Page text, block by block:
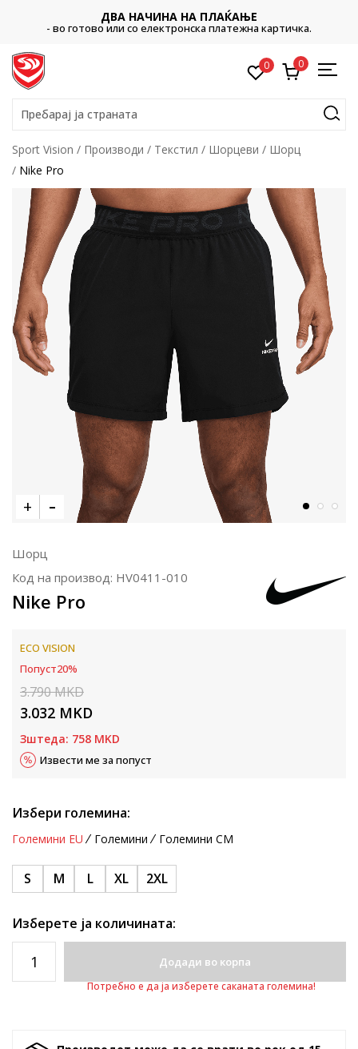
ДВА НАЧИНА НА ПЛАЌАЊЕ
- во готово или со електронска платежна картичка.
0 0
Пребарај ја страната
Sport Vision Производи Текстил Шорцеви
Шорц
Nike Pro
Шорц
Код на производ: HV0411-010
Nike Pro
ECO VISION
Попуст20%
3.790MKD
3.032 MKD
Зштеда: 758 MKD
Извести ме за попуст
Избери големина:
Големини EU Големини Големини CM
S M L XL 2XL
Изберете ја количината:
Додади во корпа
Потребно е да ја изберете саканата големина!